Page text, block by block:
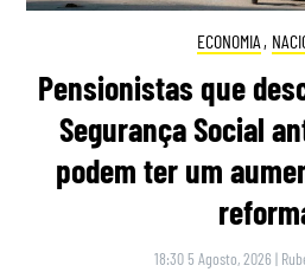
ECONOMIA ,
Pensionistas que
Segurança Social
podem ter um
18:30 5 Agosto, 2026 |